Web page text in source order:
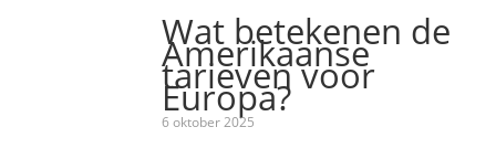
Wat betekenen de
Amerikaanse
tarieven voor
Europa?
6 oktober 2025